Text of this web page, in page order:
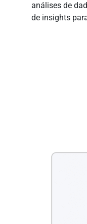
análises de
de insights